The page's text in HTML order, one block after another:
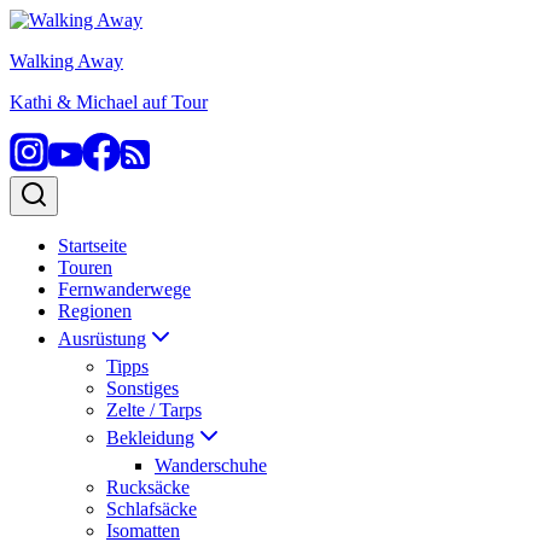
Zum
springen
Walking Away
Kathi & Michael auf Tour
Startseite
Touren
Fernwanderwege
Regionen
Ausrüstung
Tipps
Sonstiges
Zelte / Tarps
Bekleidung
Wanderschuhe
Rucksäcke
Schlafsäcke
Isomatten